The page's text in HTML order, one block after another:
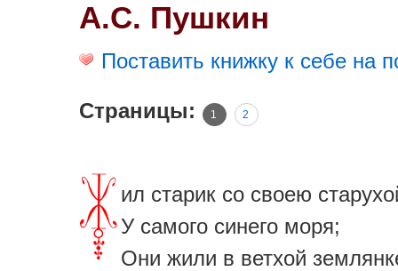
А.С. Пушкин
Поставить книжку к себе на
Страницы: 1 2
ил старик со своею
У самого синего моря;
Они жили в ветхой